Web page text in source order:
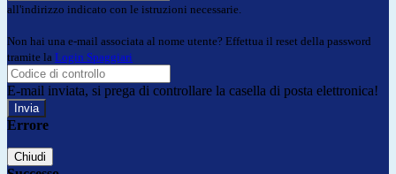
all'indirizzo indicato con le istruzioni necessarie.
Non hai una e-mail associata al nome utente? Effettua il reset della password
tramite la Login Spaggiari
E-mail inviata, si prega di controllare la casella di posta elettronica!
Errore
Chiudi